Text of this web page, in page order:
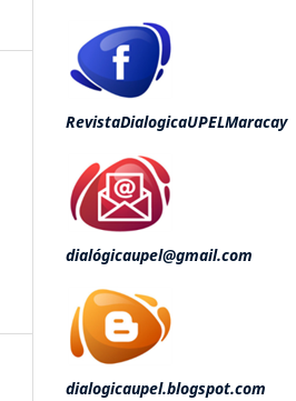
RevistaDialogicaUPELMaracay
dialógicaupel@gmail.com
dialogicaupel.blogspot.com